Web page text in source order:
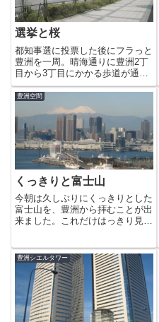
選挙と桜
都知事選に投票した後にフラっと
豊洲を一周。晴海通りに豊洲2丁
目から3丁目にかかる歩道が通行
できるようになっていました。昨
日、解放されていることに気づい
たのですが強い雨と風で通行を断
念したので早速、本日わたってみ
ることにしました。なかなか、
い...
豊洲空間
くっきりと富士山
今朝は久しぶりにくっきりとした
富士山を、豊洲から拝むことが出
来ました。これだけはっきり見え
雲が出て富士山は見えなくなって
しまいましたが、空気が澄んでい
るせいか、夕日もとても綺麗で
し...
豊洲シエルタワー